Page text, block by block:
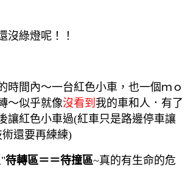
沒綠燈呢！！
時間內～一台紅色小車，也一個ｍｏ
～似乎就像沒看到 我的車和人．有了
讓紅色小車過(紅車只是路邊停車讓
還要再練練)
待轉區＝＝待撞區~真的有生命的危